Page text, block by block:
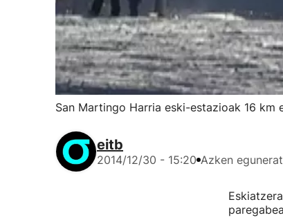
San Martingo Harria eski-estazioak 16 km
eitb
2014/12/30 - 15:20 Azken